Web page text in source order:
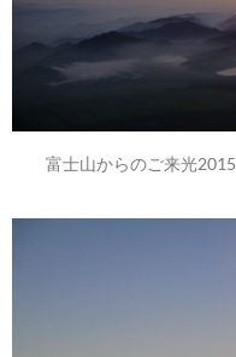
富士山からのご来光2015